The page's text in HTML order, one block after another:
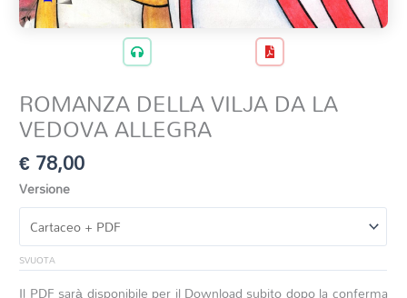
ROMANZA DELLA VILJA DA LA
VEDOVA ALLEGRA
€78,00
Versione
SVUOTA
Il PDF sarà disponibile per il Download subito dopo la conferma